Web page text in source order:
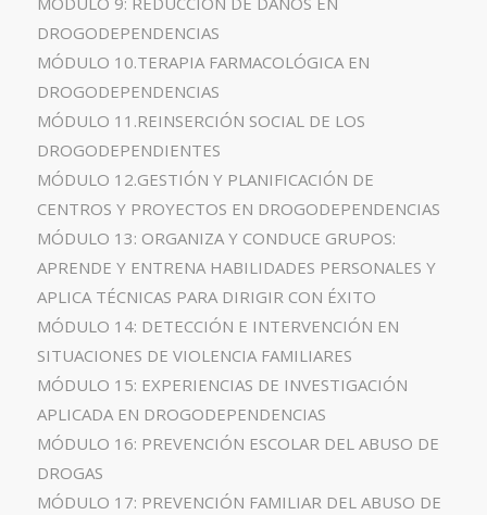
DROGODEPENDENCIAS
MÓDULO 10.TERAPIA FARMACOLÓGICA EN
DROGODEPENDENCIAS
MÓDULO 11.REINSERCIÓN SOCIAL DE LOS
DROGODEPENDIENTES
MÓDULO 12.GESTIÓN Y PLANIFICACIÓN DE
CENTROS Y PROYECTOS EN DROGODEPENDENCIAS
MÓDULO 13: ORGANIZA Y CONDUCE GRUPOS:
APRENDE Y ENTRENA HABILIDADES PERSONALES Y
APLICA TÉCNICAS PARA DIRIGIR CON ÉXITO
MÓDULO 14: DETECCIÓN E INTERVENCIÓN EN
SITUACIONES DE VIOLENCIA FAMILIARES
MÓDULO 15: EXPERIENCIAS DE INVESTIGACIÓN
APLICADA EN DROGODEPENDENCIAS
MÓDULO 16: PREVENCIÓN ESCOLAR DEL ABUSO DE
DROGAS
MÓDULO 17: PREVENCIÓN FAMILIAR DEL ABUSO DE